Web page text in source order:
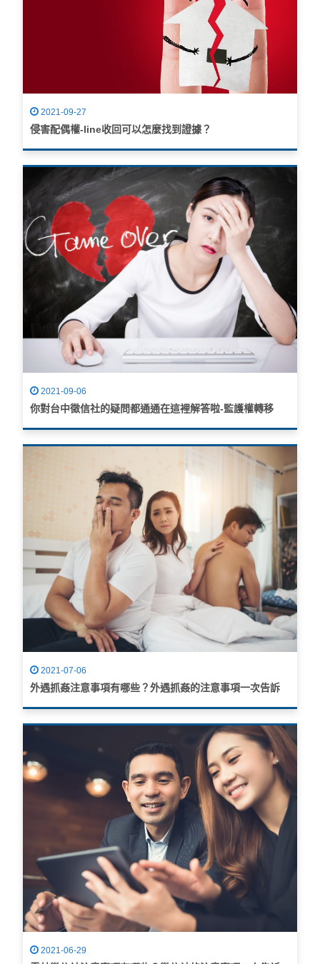
2021-09-27
侵害配偶權-line收回可以怎麼找到證據？
2021-09-06
你對台中徵信社的疑問都通通在這裡解答啦-監護權轉移
2021-07-06
外遇抓姦注意事項有哪些？外遇抓姦的注意事項一次告訴
2021-06-29